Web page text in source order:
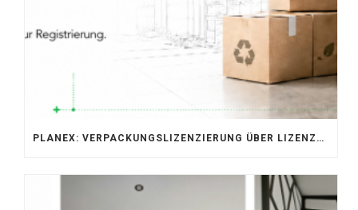
PLANEX: VERPACKUNGSLIZENZIERUNG ÜBER LIZENZERO & LUCID 2026